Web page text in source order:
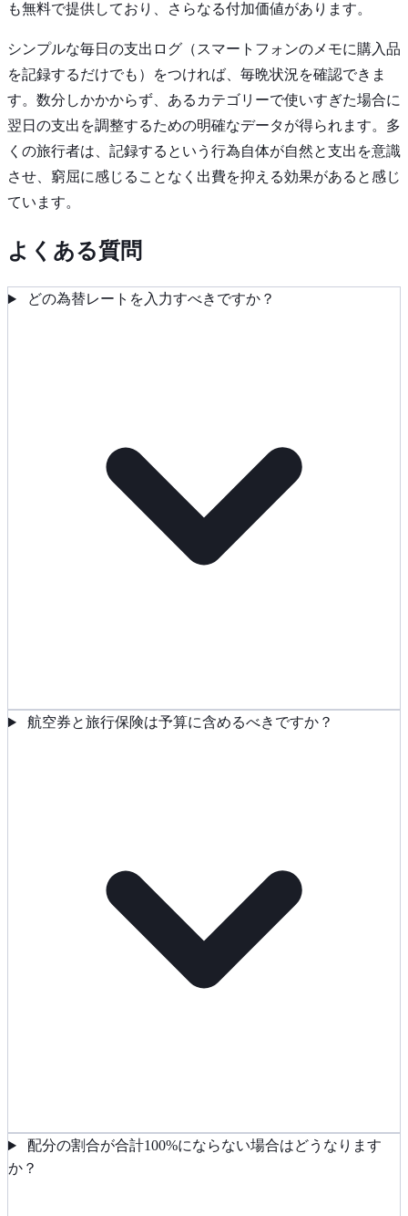
も無料で提供しており、さらなる付加価値があります。
シンプルな毎日の支出ログ（スマートフォンのメモに購入品
を記録するだけでも）をつければ、毎晩状況を確認できま
す。数分しかかからず、あるカテゴリーで使いすぎた場合に
翌日の支出を調整するための明確なデータが得られます。多
くの旅行者は、記録するという行為自体が自然と支出を意識
させ、窮屈に感じることなく出費を抑える効果があると感じ
ています。
よくある質問
どの為替レートを入力すべきですか？
航空券と旅行保険は予算に含めるべきですか？
配分の割合が合計100%にならない場合はどうなります
か？